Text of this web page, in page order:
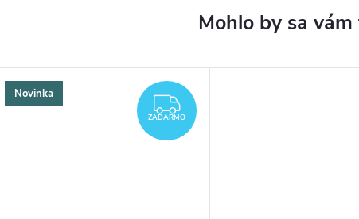
Novinka
ZADARMO
ZADARMO